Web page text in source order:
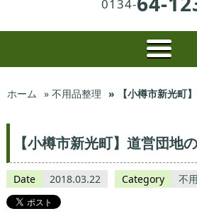
0134-
ホーム » 不用品整理 » 【小樽市新光町
【小樽市新光町】道営団地
Date 2018.03.22 Category 不